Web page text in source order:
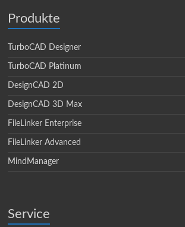
Produkte
TurboCAD Designer
TurboCAD Platinum
DesignCAD 2D
DesignCAD 3D Max
FileLinker Enterprise
FileLinker Advanced
MindManager
Service